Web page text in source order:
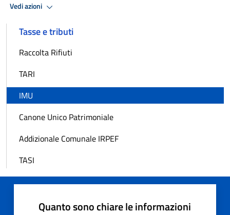
Vedi azioni
Tasse e tributi
Raccolta Rifiuti
TARI
IMU
Canone Unico Patrimoniale
Addizionale Comunale IRPEF
TASI
Quanto sono chiare le informazioni